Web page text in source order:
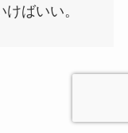
ばいい。